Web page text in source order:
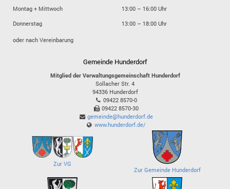
Montag + Mittwoch
13:00 – 16:00 Uhr
Donnerstag
13:00 – 18:00 Uhr
oder nach Vereinbarung
Gemeinde Hunderdorf
Mitglied der Verwaltungsgemeinschaft Hunderdorf
Sollacher Str. 4
94336 Hunderdorf
09422 8570-0
09422 8570-30
gemeinde@hunderdorf.de
www.hunderdorf.de/
Zur VG
Zur Gemeinde Hunderdorf